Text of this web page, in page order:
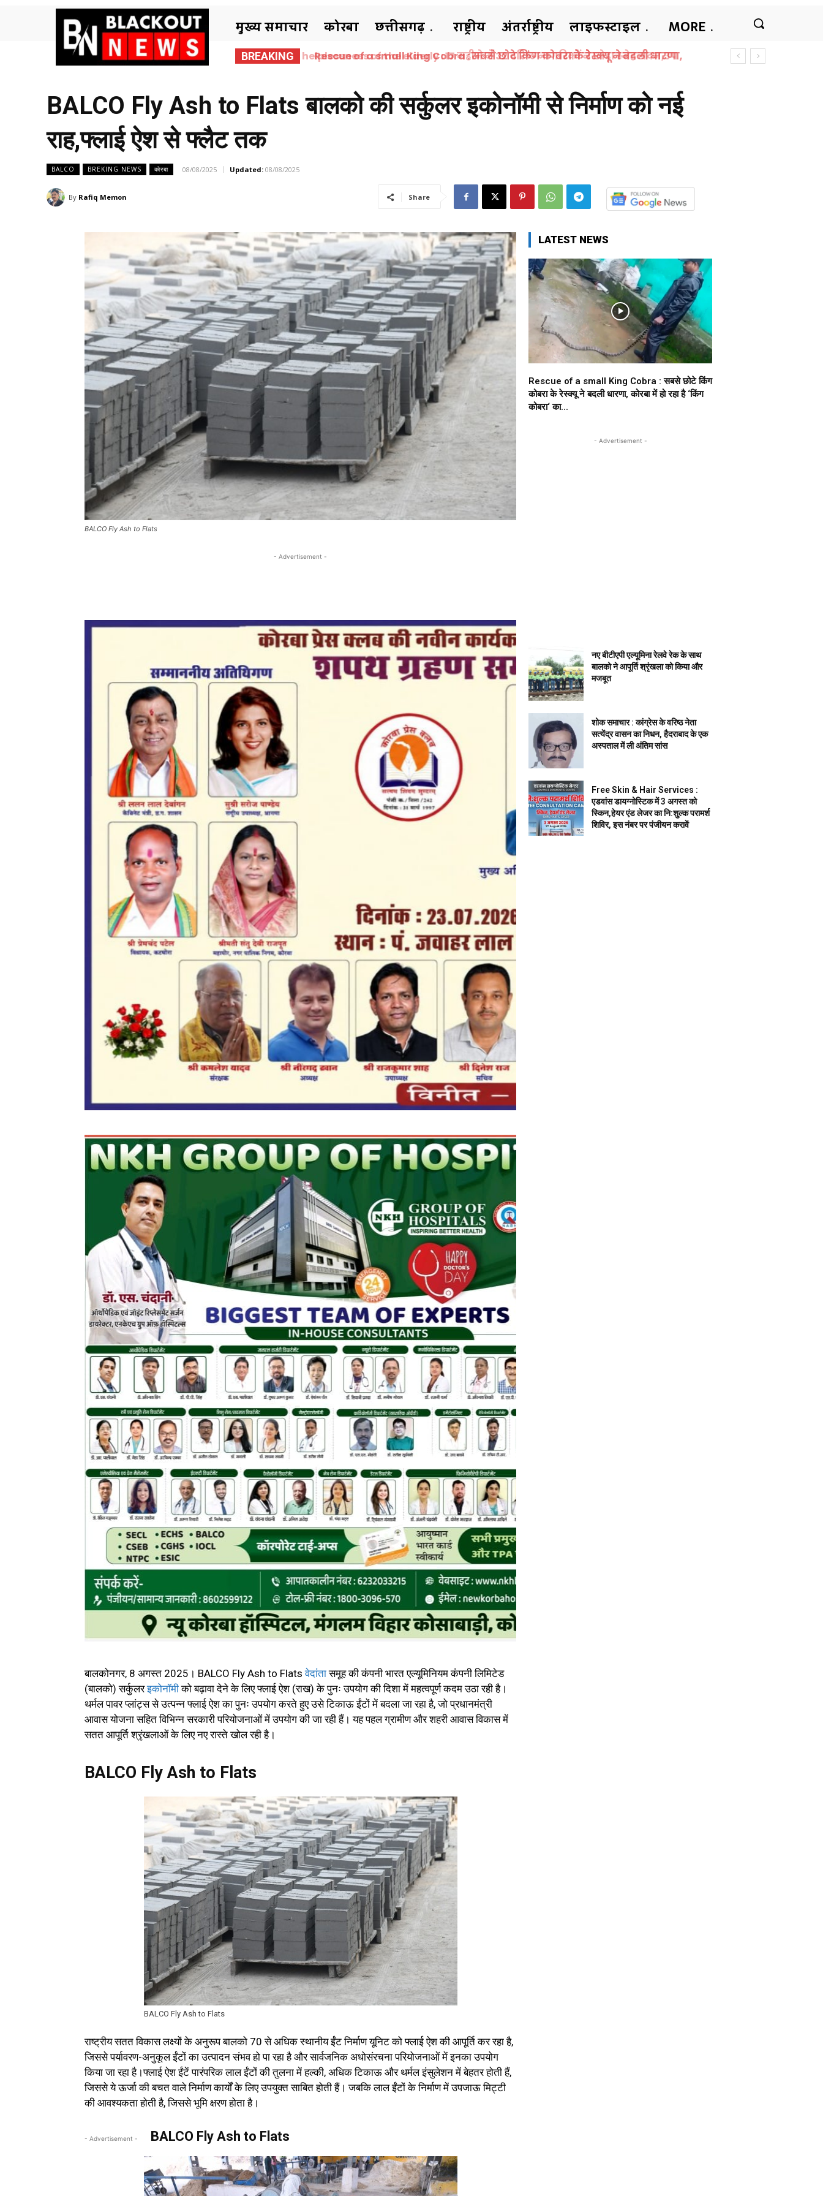
मुख्य समाचार कोरबा छत्तीसगढ़ राष्ट्रीय अंतर्राष्ट्रीय लाइफस्टाइल MORE
BREAKING
Rescue of a small King Cobra : सबसे छोटे किंग कोबरा के रेस्क्यू ने बदली धारणा,
BALCO Fly Ash to Flats बालको की सर्कुलर इकोनॉमी से निर्माण को नई
राह,फ्लाई ऐश से फ्लैट तक
BALCO BREKING NEWS कोरबा 08/08/2025 Updated: 08/08/2025
By Rafiq Memon Share
BALCO Fly Ash to Flats
- Advertisement -
बालकोनगर, 8 अगस्त 2025। BALCO Fly Ash to Flatsवेदांतासमूह की कंपनी भारत एल्यूमिनियम कंपनी लिमिटेड
(बालको) सर्कुलरइकोनॉमीको बढ़ावा देने के लिए फ्लाई ऐश (राख) के पुनः उपयोग की दिशा में महत्वपूर्ण कदम उठा रही है।
थर्मल पावर प्लांट्स से उत्पन्न फ्लाई ऐश का पुनः उपयोग करते हुए उसे टिकाऊ ईंटों में बदला जा रहा है, जो प्रधानमंत्री
आवास योजना सहित विभिन्न सरकारी परियोजनाओं में उपयोग की जा रही हैं। यह पहल ग्रामीण और शहरी आवास विकास में
सतत आपूर्ति श्रृंखलाओं के लिए नए रास्ते खोल रही है।
BALCO Fly Ash to Flats
BALCO Fly Ash to Flats
राष्ट्रीय सतत विकास लक्ष्यों के अनुरूप बालको 70 से अधिक स्थानीय ईंट निर्माण यूनिट को फ्लाई ऐश की आपूर्ति कर रहा है,
जिससे पर्यावरण-अनुकूल ईंटों का उत्पादन संभव हो पा रहा है और सार्वजनिक अधोसंरचना परियोजनाओं में इनका उपयोग
किया जा रहा है।फ्लाई ऐश ईंटें पारंपरिक लाल ईंटों की तुलना में हल्की, अधिक टिकाऊ और थर्मल इंसुलेशन में बेहतर होती हैं,
जिससे ये ऊर्जा की बचत वाले निर्माण कार्यों के लिए उपयुक्त साबित होती हैं। जबकि लाल ईंटों के निर्माण में उपजाऊ मिट्टी
की आवश्यकता होती है, जिससे भूमि क्षरण होता है।
- Advertisement - BALCO Fly Ash to Flats
LATEST NEWS
Rescue of a small King Cobra : सबसे छोटे किंग
कोबरा के रेस्क्यू ने बदली धारणा, कोरबा में हो रहा है ‘किंग
कोबरा‘ का...
- Advertisement -
नए बीटीएपी एल्यूमिना रेलवे रेक के साथ
बालको ने आपूर्ति श्रृंखला को किया और
मजबूत
शोक समाचार : कांग्रेस के वरिष्ठ नेता
सत्येंद्र वासन का निधन, हैदराबाद के एक
अस्पताल में ली अंतिम सांस
Free Skin & Hair Services :
एडवांस डायग्नोस्टिक में 3 अगस्त को
स्किन,हेयर एंड लेजर का नि:शुल्क परामर्श
शिविर, इस नंबर पर पंजीयन करावें